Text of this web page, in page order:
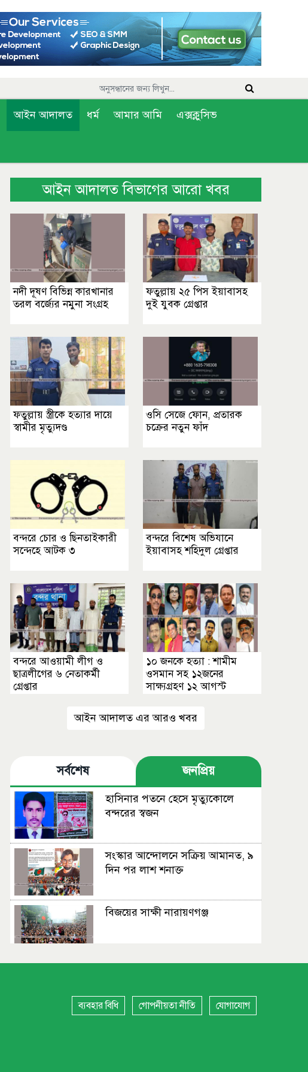
আইন আদালত ধর্ম আমার আমি এক্সক্লুসিভ
আইন আদালত বিভাগের আরো খবর
নদী দূষণ বিভিন্ন কারখানার
তরল বর্জ্যের নমুনা সংগ্রহ
ফতুল্লায় ২৫ পিস ইয়াবাসহ
দুই যুবক গ্রেপ্তার
ফতুল্লায় স্ত্রীকে হত্যার দায়ে
স্বামীর মৃত্যুদণ্ড
ওসি সেজে ফোন, প্রতারক
চক্রের নতুন ফাঁদ
বন্দরে চোর ও ছিনতাইকারী
সন্দেহে আটক ৩
বন্দরে বিশেষ অভিযানে
ইয়াবাসহ শহিদুল গ্রেপ্তার
বন্দরে আওয়ামী লীগ ও
ছাত্রলীগের ৬ নেতাকর্মী
গ্রেপ্তার
১০ জনকে হত্যা : শামীম
ওসমান সহ ১২জনের
সাক্ষ্যগ্রহণ ১২ আগস্ট
আইন আদালত এর আরও খবর
সর্বশেষ জনপ্রিয়
হাসিনার পতনে হেসে মৃত্যুকোলে
বন্দরের স্বজন
সংস্কার আন্দোলনে সক্রিয় আমানত, ৯
দিন পর লাশ শনাক্ত
বিজয়ের সাক্ষী নারায়ণগঞ্জ
ব্যবহার বিধি গোপনীয়তা নীতি যোগাযোগ